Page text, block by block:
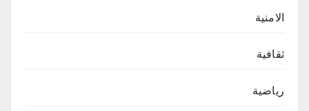
الامنية
ثقافية
رياضية